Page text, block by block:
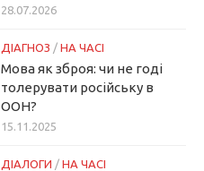
28.07.2026
ДІАГНОЗ / НА ЧАСІ
Мова як зброя: чи не годі
толерувати російську в
ООН?
15.11.2025
ДІАЛОГИ / НА ЧАСІ